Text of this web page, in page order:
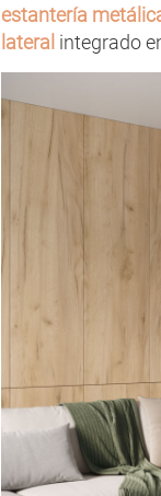
estantería
lateral integrado